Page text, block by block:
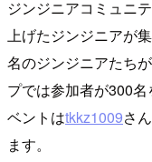
ジンジニアコミュニ
上げたジンジニアが
名のジンジニアたち
プでは参加者が300
ベントはtkkz1009さ
ます。